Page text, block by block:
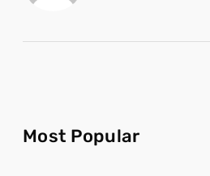
Most Popular